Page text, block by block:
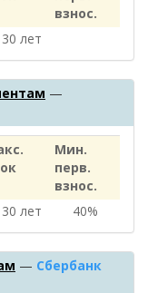
взнос.
лет
—
Мин.
перв.
взнос.
лет 40%
— Сбербанк